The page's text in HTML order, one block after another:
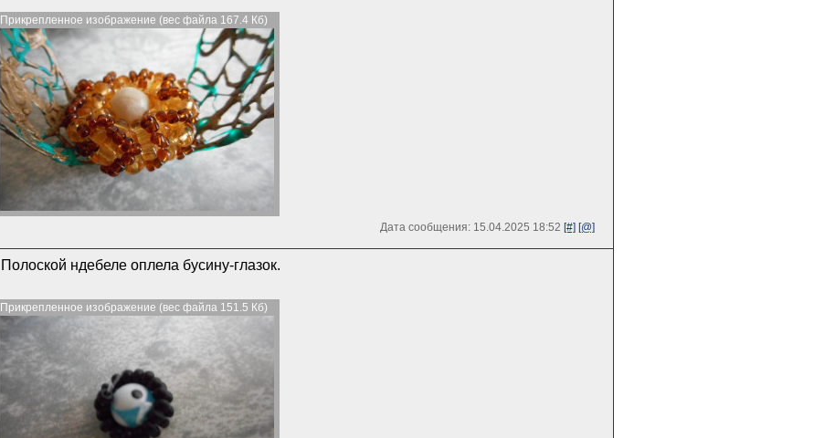
Прикрепленное изображение (вес файла 167.4 Кб)
Дата сообщения: 15.04.2025 18:52 [#] [@]
Полоской ндебеле оплела бусину-глазок.
Прикрепленное изображение (вес файла 151.5 Кб)